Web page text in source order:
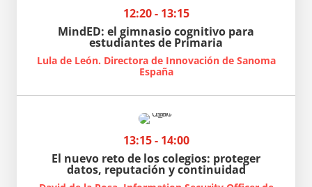
12:20 - 13:15
MindED: el gimnasio cognitivo para
estudiantes de Primaria
Lula de León. Directora de Innovación de Sanoma
España
13:15 - 14:00
El nuevo reto de los colegios: proteger
datos, reputación y continuidad